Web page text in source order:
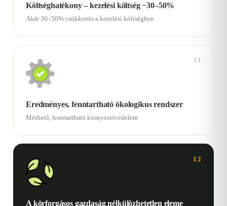
Költséghatékony – kezelési költség −30–50%
Akár 30–50% csökkenés a kezelési költségben
11
Eredményes, fenntartható ökologikus rendszer
Mérhető, fenntartható környezetvédelem
12
A körforgásos gazdaság nélkülözhetetlen eleme